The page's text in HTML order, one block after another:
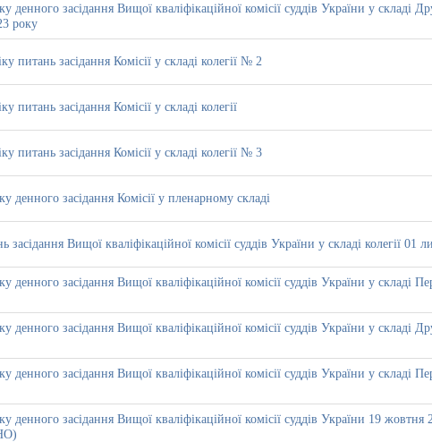
денного засідання Вищої кваліфікаційної комісії суддів України у складі
року
питань засідання Комісії у складі колегії № 2
питань засідання Комісії у складі колегії
питань засідання Комісії у складі колегії № 3
денного засідання Комісії у пленарному складі
засідання Вищої кваліфікаційної комісії суддів України у складі колегії 01
денного засідання Вищої кваліфікаційної комісії суддів України у складі
денного засідання Вищої кваліфікаційної комісії суддів України у складі
денного засідання Вищої кваліфікаційної комісії суддів України у складі
денного засідання Вищої кваліфікаційної комісії суддів України 19 жовтня